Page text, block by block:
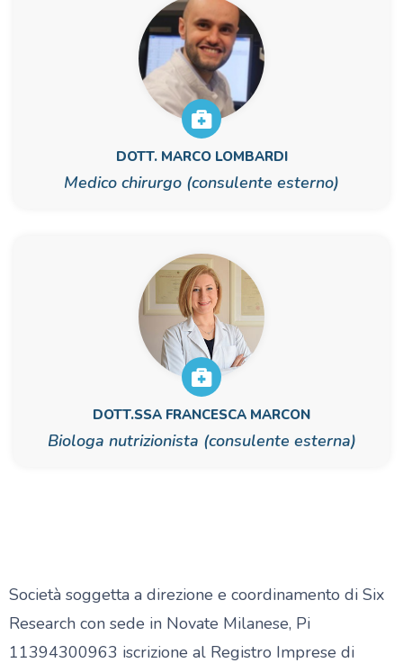
DOTT. MARCO LOMBARDI
Medico chirurgo (consulente esterno)
DOTT.SSA FRANCESCA MARCON
Biologa nutrizionista (consulente esterna)
Società soggetta a direzione e coordinamento di Six
Research con sede in Novate Milanese, Pi
11394300963 iscrizione al Registro Imprese di